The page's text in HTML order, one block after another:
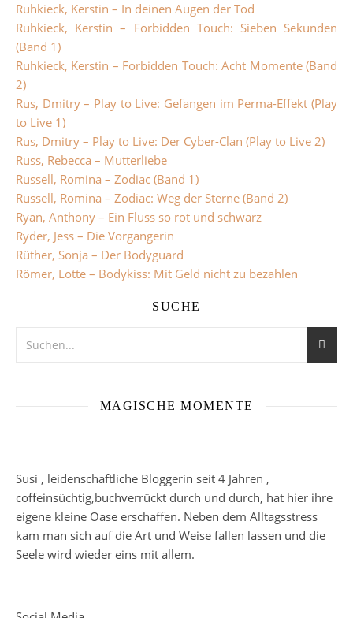
Ruhkieck, Kerstin – In deinen Augen der Tod
Ruhkieck, Kerstin – Forbidden Touch: Sieben Sekunden
(Band 1)
Ruhkieck, Kerstin – Forbidden Touch: Acht Momente (Band
2)
Rus, Dmitry – Play to Live: Gefangen im Perma-Effekt (Play
to Live 1)
Rus, Dmitry – Play to Live: Der Cyber-Clan (Play to Live 2)
Russ, Rebecca – Mutterliebe
Russell, Romina – Zodiac (Band 1)
Russell, Romina – Zodiac: Weg der Sterne (Band 2)
Ryan, Anthony – Ein Fluss so rot und schwarz
Ryder, Jess – Die Vorgängerin
Rüther, Sonja – Der Bodyguard
Römer, Lotte – Bodykiss: Mit Geld nicht zu bezahlen
SUCHE
MAGISCHE MOMENTE
Susi , leidenschaftliche Bloggerin seit 4 Jahren ,
coffeinsüchtig,buchverrückt durch und durch, hat hier ihre
eigene kleine Oase erschaffen. Neben dem Alltagsstress
kam man sich auf die Art und Weise fallen lassen und die
Seele wird wieder eins mit allem.